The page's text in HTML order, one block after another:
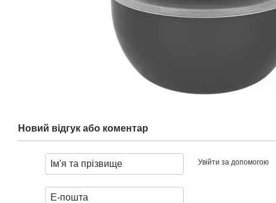
Новий відгук або коментар
Увійти за допомогою